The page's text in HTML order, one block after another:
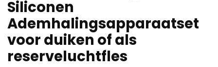
Siliconen
Ademhalingsapparaatset
voor duiken of als
reserveluchtfles